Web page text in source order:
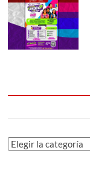
Categorías